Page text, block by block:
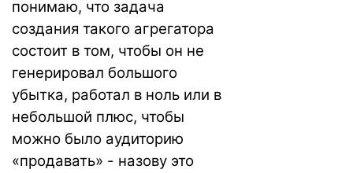
понимаю, что задача
создания такого агрегатора
состоит в том, чтобы он не
генерировал большого
убытка, работал в ноль или в
небольшой плюс, чтобы
можно было аудиторию
«продавать» - назову это